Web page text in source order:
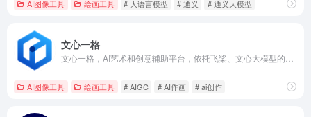
AI图像工具 绘画工具 # 大语言模型 # 通义 # 通义大模型
文心一格
AI图像工具 绘画工具 # AIGC # AI作画 # ai创作